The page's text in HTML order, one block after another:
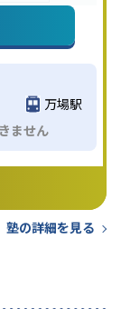
万場駅
ません
塾の詳細を見る